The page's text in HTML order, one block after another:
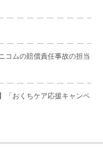
コムの賠償責任事故の担当
「おくちケア応援キャンペ